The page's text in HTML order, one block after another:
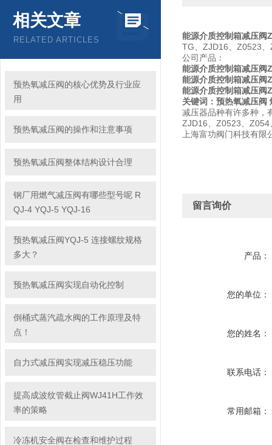
相关文章
RELATED ARTICLES
预热氧减压阀的核心优势及行业应
用
预热氧减压阀的操作和注意事项
预热氧减压阀整体结构设计合理
钢厂用燃气减压阀有哪些型号呢 R
QJ-4 YQJ-5 YQJ-16
预热氧减压阀YQJ-5 连接螺纹规格
多大？
预热氧减压阀实现自动化控制
倒桶式蒸汽疏水阀的工作原理及特
点！
自力式减压阀实现减压稳压功能
提高成波纹管截止阀WJ41H工作效
率的策略
冷冻机安全阀在检查和维护过程
能源介质控制箱减压阀
TG、ZJD16、Z0523
公司产品：
能源介质控制箱减压阀
能源介质控制箱减压阀
能源介质控制箱减压阀
关键词：预热氧减压
减压器品种有许多种，
ZJD16、Z0523、
上海富功阀门科技有限
留言询价
产品：
您的单位：
您的姓名：
联系电话：
常用邮箱：